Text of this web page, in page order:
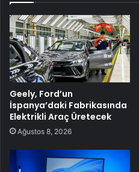
Geely, Ford’un
İspanya’daki Fabrikasında
Elektrikli Araç Üretecek
Ağustos 8, 2026